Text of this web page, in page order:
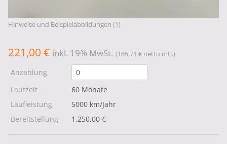
Hinweise und Beispielabbildungen (1)
221,00 € inkl. 19% MwSt. (185,71 € netto mtl.)
Anzahlung
Laufzeit
60 Monate
Laufleistung
5000 km/Jahr
Bereitstellung
1.250,00 €